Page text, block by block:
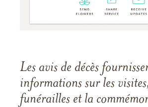
Les avis de décès
informations sur les
funérailles et la